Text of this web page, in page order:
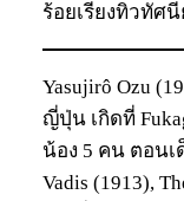
ร้อยเรียงทิวทัศ
Yasujirô Ozu
ญี่ปุ่น เกิดที่
น้อง 5 คน ตอนเ
Vadis (1913),